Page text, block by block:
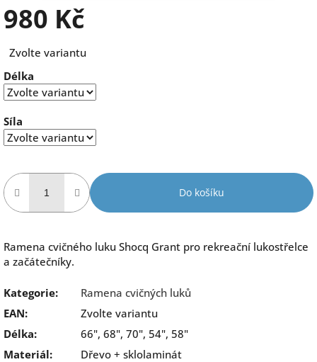
980 Kč
cena:
Zvolte variantu
Délka
Síla
Do košíku
Ramena cvičného luku Shocq Grant pro rekreační lukostřelce
a začátečníky.
Kategorie:
Ramena cvičných luků
EAN:
Zvolte variantu
Délka:
66", 68", 70", 54", 58"
Materiál:
Dřevo + sklolaminát